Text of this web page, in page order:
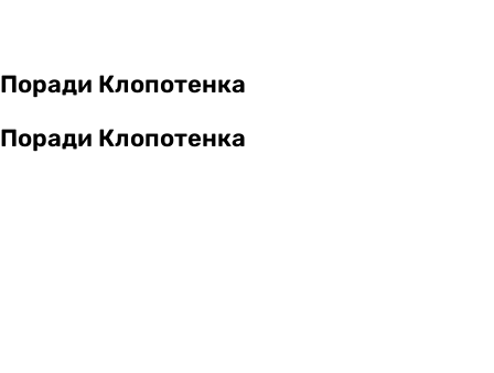
Поради Клопотенка
Поради Клопотенка